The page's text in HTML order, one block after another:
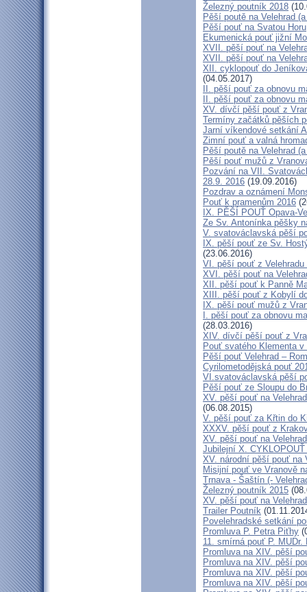
Železný poutník 2018
Pěší poutě na Velehrad
Pěší pouť na Svatou Horu
Ekumenická pouť jižní
XVII. pěší pouť na
XVII. pěší pouť na
XII. cyklopouť do
(04.05.2017)
II. pěší pouť za obnovu
II. pěší pouť za obnovu
XV. dívčí pěší pouť z
Termíny začátků pěších
Jarní víkendové setkání
Zimní pouť a valná
Pěší poutě na Velehrad
Pěší pouť mužů z
Pozvání na VII.
28.9. 2016 (19.09.2016)
Pozdrav a oznámení
Pouť k pramenům 2016
IX. PĚŠÍ POUŤ Opava-
Ze Sv. Antonínka pěšky
V. svatováclavská pěší
IX. pěší pouť ze Sv.
(23.06.2016)
VI. pěší pouť z
XVI. pěší pouť na
XII. pěší pouť k Panně
XIII. pěší pouť z Kobylí
IX. pěší pouť mužů z
I. pěší pouť za obnovu
(28.03.2016)
XIV. dívčí pěší pouť z
Pouť svatého Klementa
Pěší pouť Velehrad –
Cyrilometodějská pouť
VI.svatováclavská pěší
Pěší pouť ze Sloupu do
XV. pěší pouť na
(06.08.2015)
V. pěší pouť za Křtin do
XXXV. pěší pouť z
XV. pěší pouť na
Jubilejní X.
XV. národní pěší pouť na
Misijní pouť ve Vranově
Trnava - Šaštín (-
Železný poutník 2015
XV. pěší pouť na
Trailer Poutník
Povelehradské setkání
Promluva P. Petra Piťhy
11. smírná pouť P.
Promluva na XIV. pěší
Promluva na XIV. pěší
Promluva na XIV. pěší
Promluva na XIV. pěší